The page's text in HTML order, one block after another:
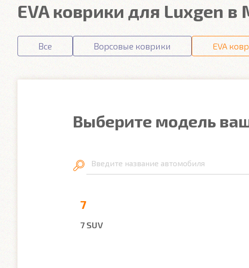
EVA коврики для Luxgen в
Все Ворсовые коврики EVA
Выберите модель
Введите название автомобиля
7
7 SUV